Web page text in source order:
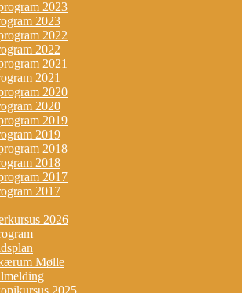
2023
2023
2022
2022
2021
2021
2020
2020
2019
2019
2018
2018
2017
2017
2026
Mølle